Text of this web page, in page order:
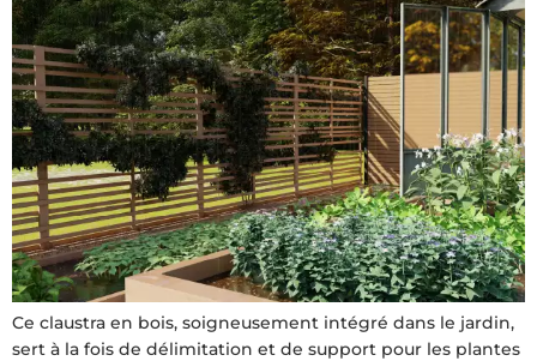
Ce claustra en bois, soigneusement intégré dans le jardin,
sert à la fois de délimitation et de support pour les plantes